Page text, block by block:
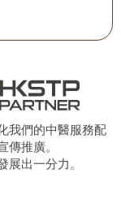
我們的中醫服務配
推廣。
出一分力。